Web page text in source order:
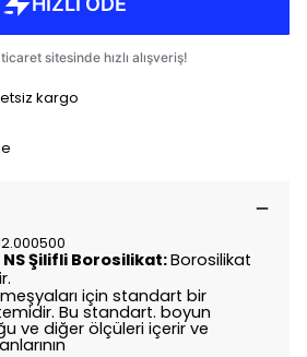
kargo
NS Şilifli Borosilikat:Borosilikat
için standart bir
Bu standart. boyun
ve diğer ölçüleri içerir ve